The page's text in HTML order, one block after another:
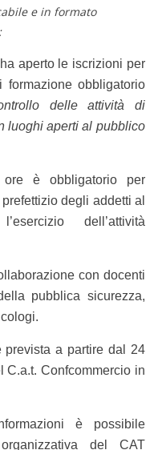
e in formato
ha aperto le iscrizioni per
obbligatorio
delle attività di
luoghi aperti al pubblico
è obbligatorioper
degli addetti al
dell’attività
con docenti
pubblica sicurezza,
prevista a partire dal 24
Confcommercio in
è possibile
del CAT